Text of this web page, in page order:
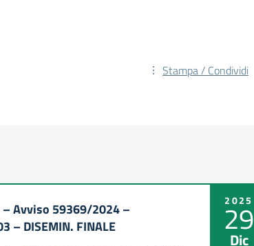
Stampa / Condividi
2025
29
Dic
– Avviso 59369/2024 –
– DISEMIN. FINALE